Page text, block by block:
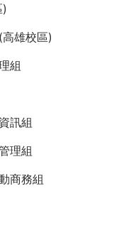
雄校區)
組
訊組
理組
商務組